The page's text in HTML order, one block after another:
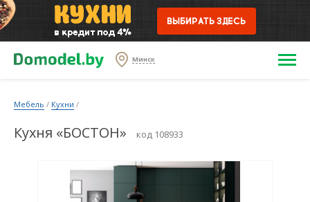
Минск
Мебель / Кухни /
Кухня «БОСТОН» код 108933